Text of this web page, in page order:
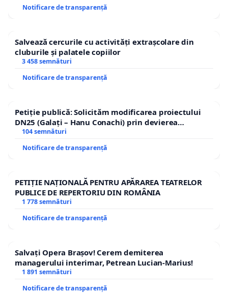
Notificare de transparență
Salvează cercurile cu activități extrașcolare din
cluburile și palatele copiilor
3 458 semnături
Notificare de transparență
Petiție publică: Solicităm modificarea proiectului
DN25 (Galați – Hanu Conachi) prin devierea
traseului în afara localităților!
104 semnături
Notificare de transparență
PETIȚIE NAȚIONALĂ PENTRU APĂRAREA TEATRELOR
PUBLICE DE REPERTORIU DIN ROMÂNIA
1 778 semnături
Notificare de transparență
Salvați Opera Brașov! Cerem demiterea
managerului interimar, Petrean Lucian-Marius!
1 891 semnături
Notificare de transparență